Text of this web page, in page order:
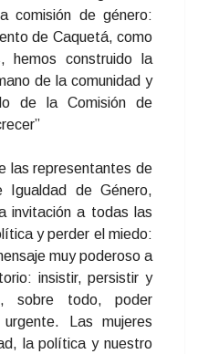
comisión de género:
de Caquetá, como
hemos construido la
de la comunidad y
de la Comisión de
las representantes de
Igualdad de Género,
invitación a todas las
y perder el miedo:
muy poderoso a
insistir, persistir y
sobre todo, poder
Las mujeres
la política y nuestro